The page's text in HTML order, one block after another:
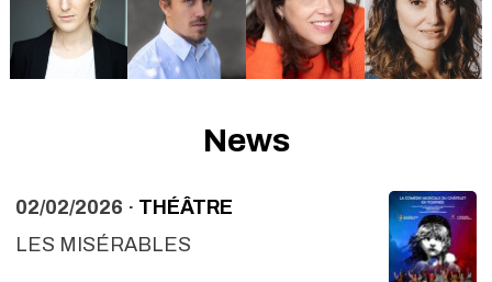
News
02/02/2026 · THÉÂTRE
LES MISÉRABLES